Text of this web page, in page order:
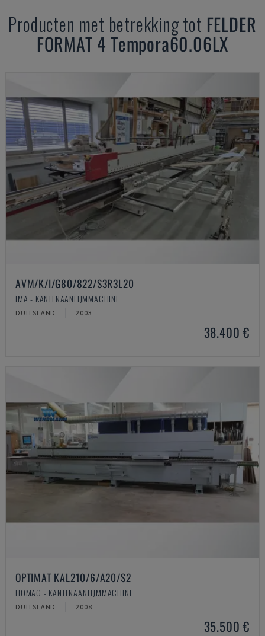
Producten met betrekking tot FELDER
FORMAT 4 Tempora60.06LX
AVM/K/I/G80/822/S3R3L20
IMA - KANTENAANLIJMMACHINE
DUITSLAND 2003
38.400 €
OPTIMAT KAL210/6/A20/S2
HOMAG - KANTENAANLIJMMACHINE
DUITSLAND 2008
35.500 €